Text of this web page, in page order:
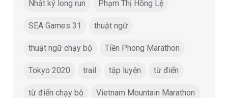
Nhật ký long run Phạm Thị Hồng Lệ
SEA Games 31 thuật ngữ
thuật ngữ chạy bộ Tiền Phong Marathon
Tokyo 2020 trail tập luyện từ điển
từ điển chạy bộ Vietnam Mountain Marathon